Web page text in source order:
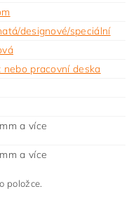
designové/speciální
nebo pracovní deska
a více
a více
položce.